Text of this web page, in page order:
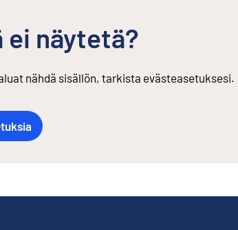
ei näytetä?
nähdä sisällön, tarkista evästeasetuksesi.